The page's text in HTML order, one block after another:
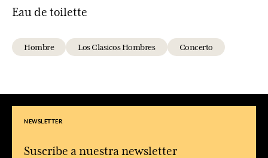
Eau de toilette
Hombre Los Clasicos Hombres Concerto
NEWSLETTER
Suscríbe a nuestra newsletter